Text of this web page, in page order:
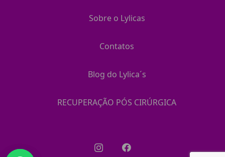
Sobre o Lylicas
Contatos
Blog do Lylica´s
RECUPERAÇÃO PÓS CIRÚRGICA